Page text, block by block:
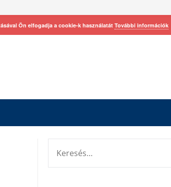
Ön elfogadja a cookie-k használatátTovábbi információk